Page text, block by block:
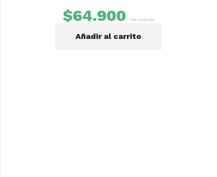
$64.900 IVA Incluido
Añadir al carrito